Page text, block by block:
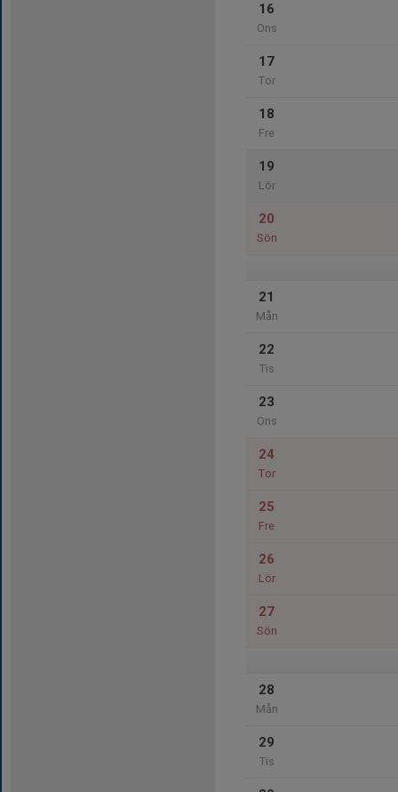
16
Ons
17
Tor
18
Fre
19
Lör
20
Sön
21
Mån
22
Tis
23
Ons
24
Tor
25
Fre
26
Lör
27
Sön
28
Mån
29
Tis